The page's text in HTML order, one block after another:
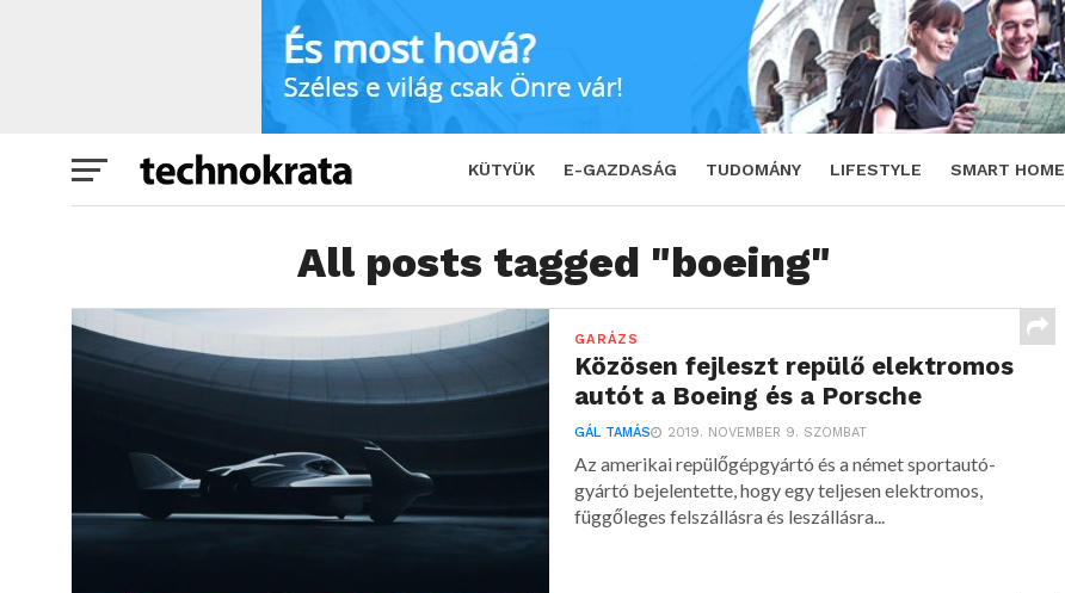
KÜTYÜK E-GAZDASÁG TUDOMÁNY LIFESTYLE SMART HOME
All posts tagged "boeing"
GARÁZS
Közösen fejleszt repülő elektromos
autót a Boeing és a Porsche
GÁL TAMÁS 2019. NOVEMBER 9. SZOMBAT
Az amerikai repülőgépgyártó és a német sportautó-
gyártó bejelentette, hogy egy teljesen elektromos,
függőleges felszállásra és leszállásra...